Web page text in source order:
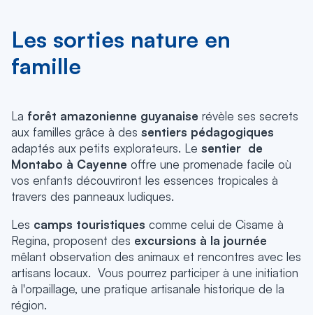
Les sorties nature en
famille
La forêt amazonienne guyanaise révèle ses secrets
aux familles grâce à des sentiers pédagogiques
adaptés aux petits explorateurs. Le sentier de
Montabo à Cayenne offre une promenade facile où
vos enfants découvriront les essences tropicales à
travers des panneaux ludiques.
Les camps touristiques comme celui de Cisame à
Regina, proposent des excursions à la journée
mêlant observation des animaux et rencontres avec les
artisans locaux. Vous pourrez participer à une initiation
à l'orpaillage, une pratique artisanale historique de la
région.